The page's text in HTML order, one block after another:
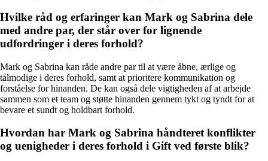
Hvilke råd og erfaringer kan Mark og Sabrina dele
med andre par, der står over for lignende
udfordringer i deres forhold?
Mark og Sabrina kan råde andre par til at være åbne, ærlige og
tålmodige i deres forhold, samt at prioritere kommunikation og
forståelse for hinanden. De kan også dele vigtigheden af at arbejde
sammen som et team og støtte hinanden gennem tykt og tyndt for at
bevare et sundt og holdbart forhold.
Hvordan har Mark og Sabrina håndteret konflikter
og uenigheder i deres forhold i Gift ved første blik?